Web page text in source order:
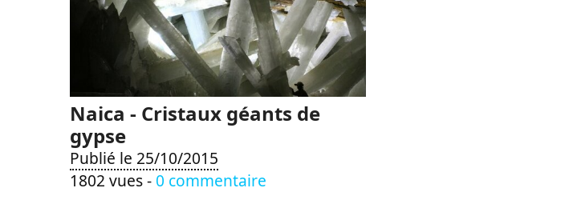
Naica - Cristaux géants de
gypse
Publié le 25/10/2015
1802 vues - 0 commentaire